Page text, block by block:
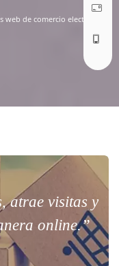
web de comercio electronico
atrae visitas y
online.”